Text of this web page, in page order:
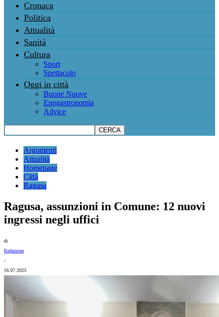
Cronaca
Politica
Attualità
Sanità
Cultura
Sport
Spettacolo
Oggi in città
Buone Nuove
Enogastronomia
Advice
Argomenti
Attualità
Homepage
Città
Ragusa
Ragusa, assunzioni in Comune: 12 nuovi
ingressi negli uffici
di
Redazione
-
16.07.2025